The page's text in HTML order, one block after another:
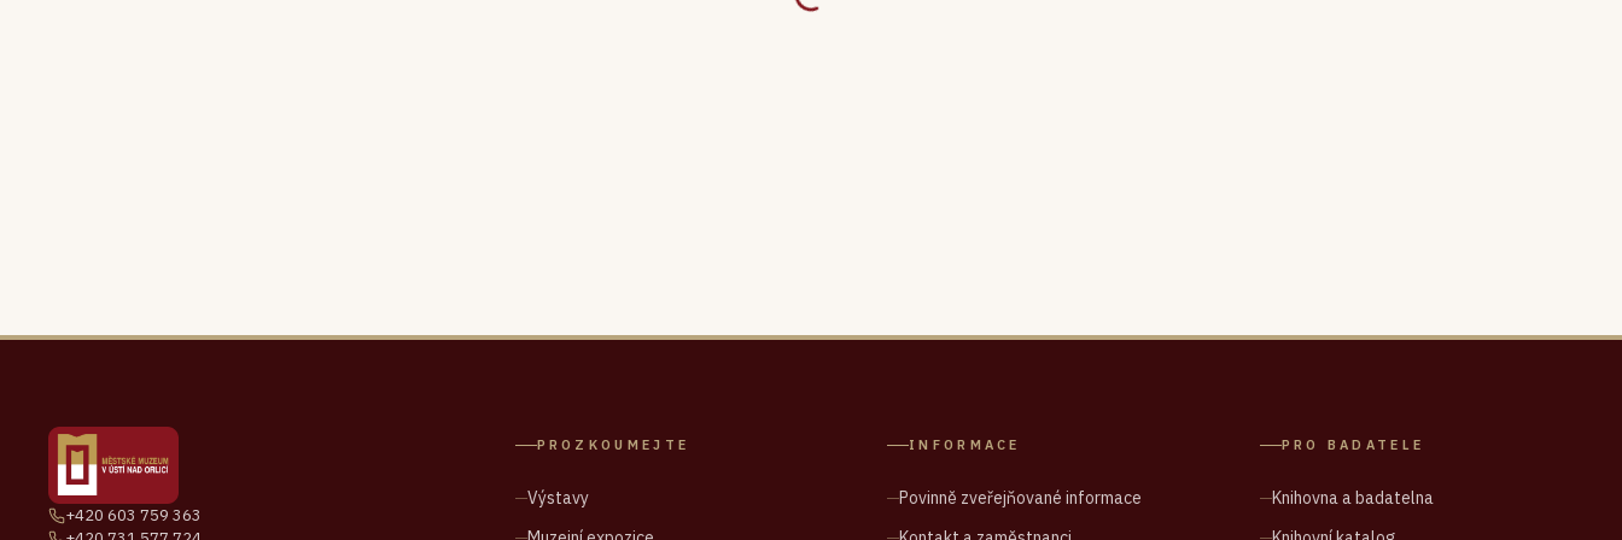
+420 603 759 363
PROZKOUMEJTE
Výstavy
INFORMACE
Povinně zveřejňované informace
PRO BADATELE
Knihovna a badatelna